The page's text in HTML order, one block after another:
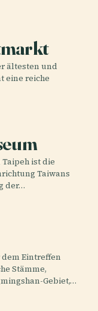
ältesten und
eine reiche
ist die
Taiwans
der…
Eintreffen
Stämme,
Gebiet,…